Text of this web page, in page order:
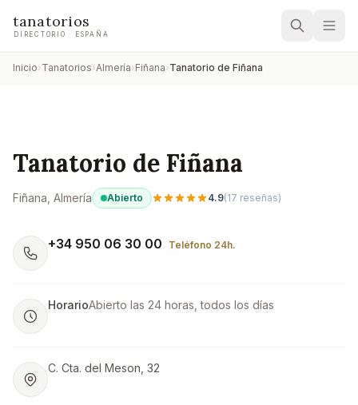
tanatorios
DIRECTORIO · ESPAÑA
Inicio›Tanatorios›Almería›Fiñana›Tanatorio de Fiñana
Tanatorio de Fiñana
Fiñana , Almería Abierto 4.9(17 reseñas)
+34 950 06 30 00 Teléfono 24h.
HorarioAbierto las 24 horas, todos los días
C. Cta. del Meson, 32